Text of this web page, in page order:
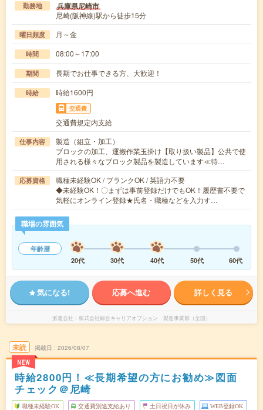
勤務地 兵庫県尼崎市
尼崎(阪神線)駅から徒歩15分
曜日頻度 月～金
時間 08:00～17:00
期間 長期でお仕事できる方、大歓迎！
時給 時給1600円
交通費
交通費規定内支給
仕事内容
製造（組立・加工）
ブロックの加工、運搬作業玉掛け【取り扱い製品】公共で使
用される様々なブロック製品を製造しています≪待…
応募資格
職種未経験OK / ブランクOK / 英語力不要
◆未経験OK！〇まずは事前登録だけでもOK！履歴書不要で
気軽にオンライン登録★氏名・職種などを入力す…
職場の雰囲気
年齢層
20代
30代 40代 50代 60代
気になる! 応募へ進む 詳しく見る
派遣会社 株式会社綜合キャリアオプション 製造事業部（全国）
未読
NEW
掲載日 2026/08/07
時給2800円！≪長期希望の方にお勧め≫図面
チェック＠尼崎
職種未経験OK 交通費別途支給あり 土日祝日が休み WEB登録OK